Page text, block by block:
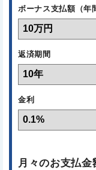
ボーナス支払額（年
返済期間
金利
月々のお支払金